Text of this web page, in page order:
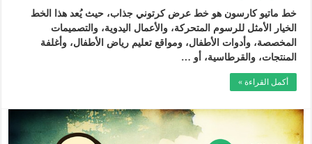
خط ماتيو كارسون هو خط عرض كرتوني جذاب، حيث يُعد هذا الخط
الخيار الأمثل للرسوم المتحركة، والأعمال اليدوية، والتصميمات
المخصصة، وأدوات الأطفال، ومواقع تعليم رياض الأطفال، وأغلفة
المنتجات، والقرطاسية، أو …
أكمل القراءة »